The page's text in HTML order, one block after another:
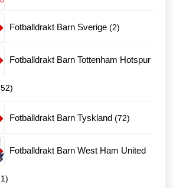
Fotballdrakt Barn Sverige 22
Fotballdrakt Barn Tottenham Hotspur
5252
produkter
Fotballdrakt Barn Tyskland 7272
Fotballdrakt Barn West Ham United
11